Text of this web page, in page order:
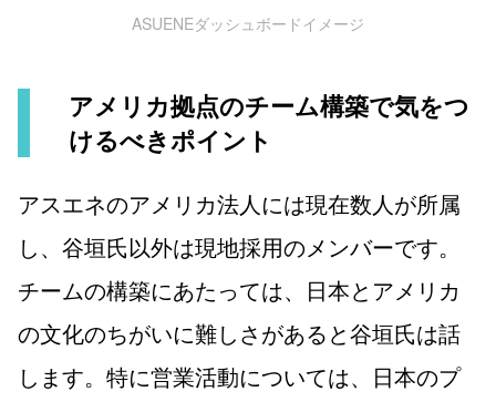
ASUENEダッシュボードイメージ
アメリカ拠点のチーム構築で気をつ
けるべきポイント
アスエネのアメリカ法人には現在数人が所属
し、谷垣氏以外は現地採用のメンバーです。
チームの構築にあたっては、日本とアメリカ
の文化のちがいに難しさがあると谷垣氏は話
します。特に営業活動については、日本のプ